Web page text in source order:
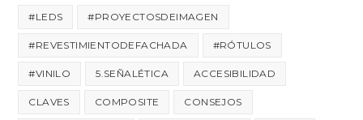
#LEDS #PROYECTOSDEIMAGEN
#REVESTIMIENTODEFACHADA #RÓTULOS
#VINILO 5.SEÑALÉTICA ACCESIBILIDAD
CLAVES COMPOSITE CONSEJOS